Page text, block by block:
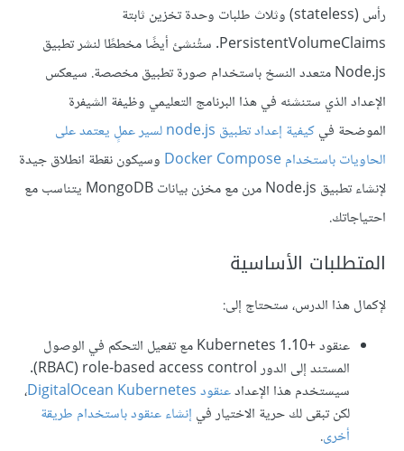
رأس (stateless) وثلاث طلبات وحدة تخزين ثابتة
PersistentVolumeClaims. ستُنشئ أيضًا مخططًا لنشر تطبيق
Node.js متعدد النسخ باستخدام صورة تطبيق مخصصة. سيعكس
الإعداد الذي ستنشئه في هذا البرنامج التعليمي وظيفة الشيفرة
الموضحة في
كيفية إعداد تطبيق node.js لسير عملٍ يعتمد على
الحاويات باستخدام Docker Compose
وسيكون نقطة انطلاق جيدة
لإنشاء تطبيق Node.js مرن مع مخزن بيانات MongoDB يتناسب مع
احتياجاتك.
المتطلبات الأساسية
لإكمال هذا الدرس، ستحتاج إلى:
عنقود +Kubernetes 1.10 مع تفعيل التحكم في الوصول
المستند إلى الدور role-based access control ‏(RBAC).
سيستخدم هذا الإعدادعنقود DigitalOcean Kubernetes
،
لكن تبقى لك حرية الاختيار في إنشاء عنقود باستخدام طريقة
أخرى.